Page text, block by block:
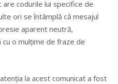
are codurile lui specifice de
ori se întâmplă că mesajul
aparent neutră,
o mulțime de fraze de
la acest comunicat a fost